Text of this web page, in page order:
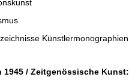
Künstlermonographien
1945 / Zeitgenössische Kunst: